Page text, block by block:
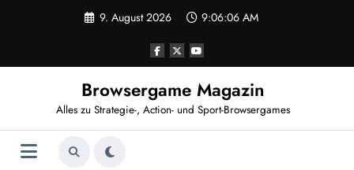
9. August 2026 9:06:06 AM
Browsergame Magazin
Alles zu Strategie-, Action- und Sport-Browsergames